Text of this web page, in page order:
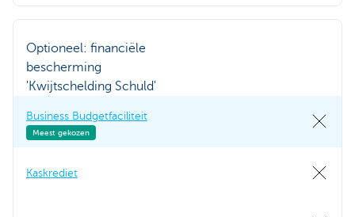
Optioneel: financiële
bescherming
'Kwijtschelding Schuld'
Business Budgetfaciliteit
Meest gekozen
Kaskrediet